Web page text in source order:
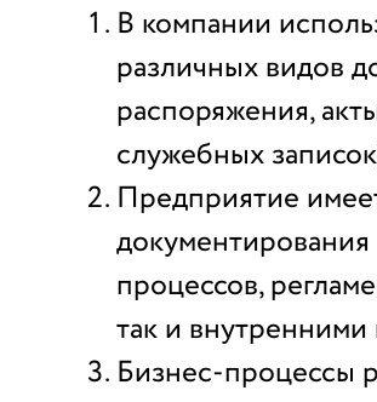
В компании
различных видов
распоряжения,
служебных
Предприятие
процессов,
так и
Бизнес-процессы